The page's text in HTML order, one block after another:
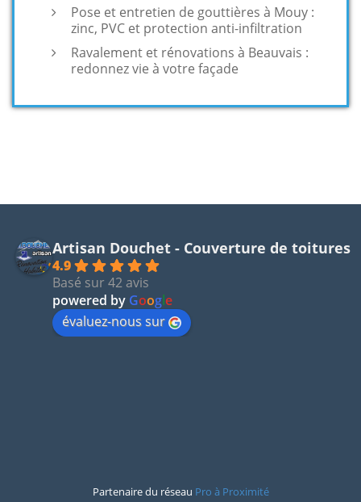
Pose et entretien de gouttières à Mouy :
zinc, PVC et protection anti-infiltration
Ravalement et rénovations à Beauvais :
redonnez vie à votre façade
Artisan Douchet - Couverture de toitures
4.9
Basé sur 42 avis
powered by Google
évaluez-nous sur
Partenaire du réseau Pro à Proximité